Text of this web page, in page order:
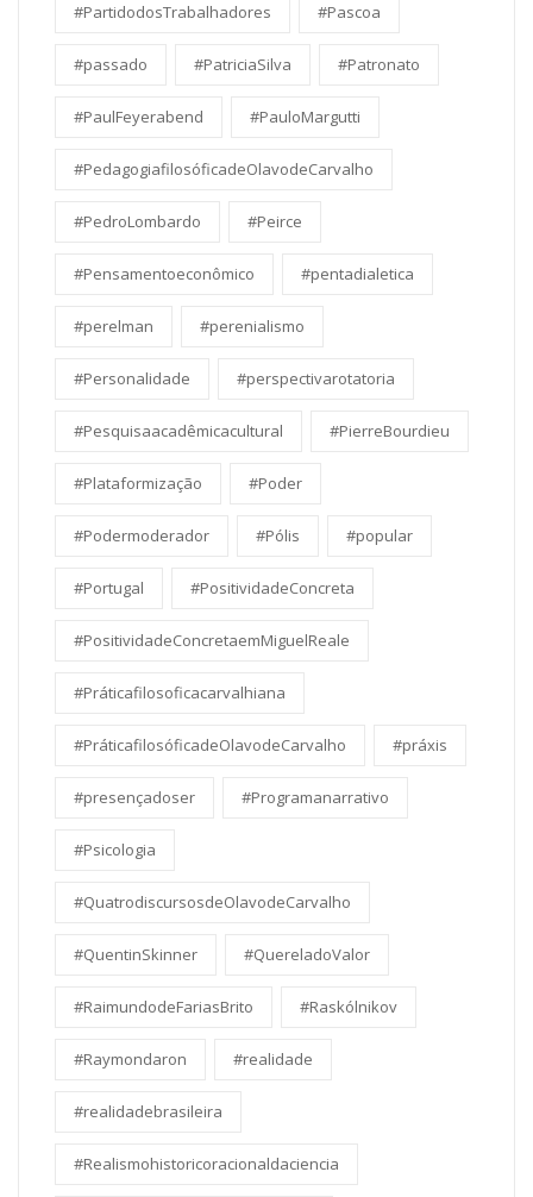
#PartidodosTrabalhadores #Pascoa
#passado #PatriciaSilva #Patronato
#PaulFeyerabend #PauloMargutti
#PedagogiafilosóficadeOlavodeCarvalho
#PedroLombardo #Peirce
#Pensamentoeconômico #pentadialetica
#perelman #perenialismo
#Personalidade #perspectivarotatoria
#Pesquisaacadêmicacultural #PierreBourdieu
#Plataformização #Poder
#Podermoderador #Pólis #popular
#Portugal #PositividadeConcreta
#PositividadeConcretaemMiguelReale
#Práticafilosoficacarvalhiana
#PráticafilosóficadeOlavodeCarvalho #práxis
#presençadoser #Programanarrativo
#Psicologia
#QuatrodiscursosdeOlavodeCarvalho
#QuentinSkinner #QuereladoValor
#RaimundodeFariasBrito #Raskólnikov
#Raymondaron #realidade
#realidadebrasileira
#Realismohistoricoracionaldaciencia